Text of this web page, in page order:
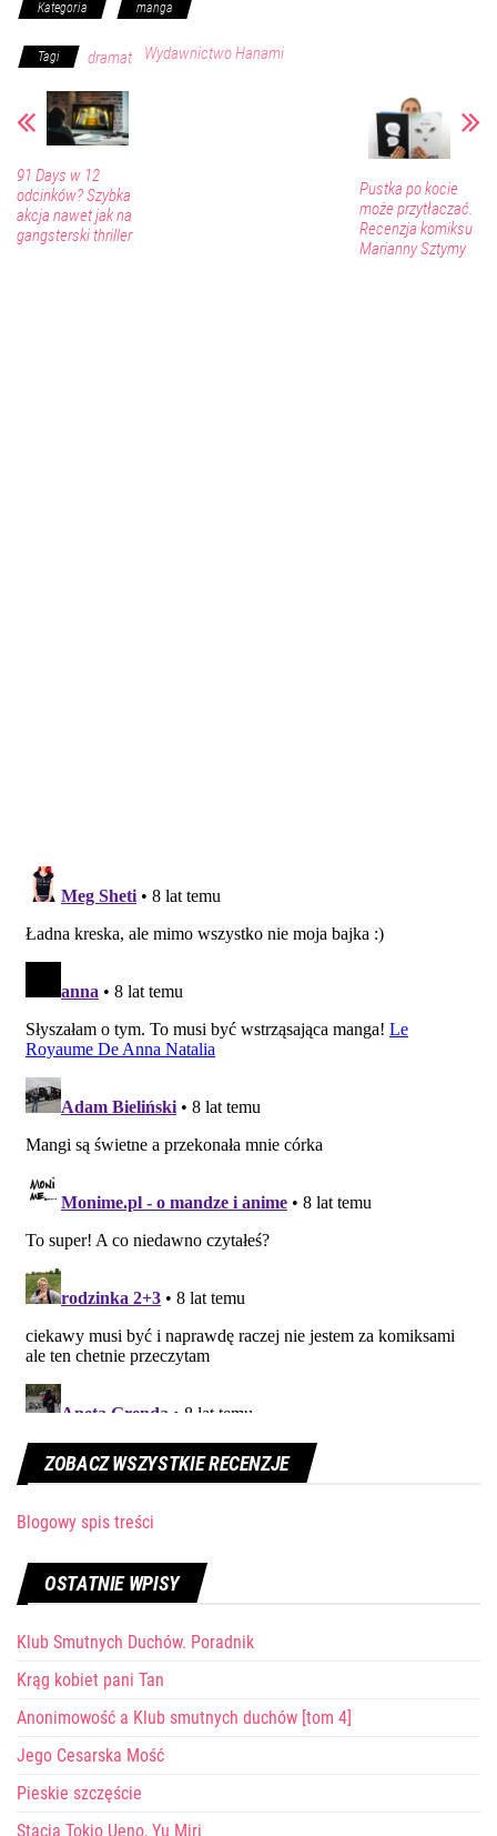
Kategoria manga
Tagi dramat Wydawnictwo Hanami
91 Days w 12
odcinków? Szybka
akcja nawet jak na
gangsterski thriller
Pustka po kocie
może przytłaczać.
Recenzja komiksu
Marianny Sztymy
ZOBACZ WSZYSTKIE RECENZJE
Blogowy spis treści
OSTATNIE WPISY
Klub Smutnych Duchów. Poradnik
Krąg kobiet pani Tan
Anonimowość a Klub smutnych duchów [tom 4]
Jego Cesarska Mość
Pieskie szczęście
Stacja Tokio Ueno, Yu Miri